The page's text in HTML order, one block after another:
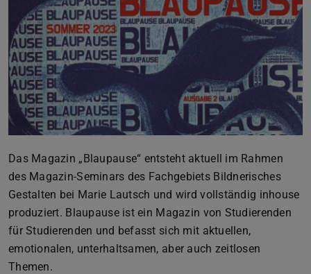
Das Magazin „Blaupause“ entsteht aktuell im Rahmen
des Magazin-Seminars des Fachgebiets Bildnerisches
Gestalten bei Marie Lautsch und wird vollständig inhouse
produziert. Blaupause ist ein Magazin von Studierenden
für Studierenden und befasst sich mit aktuellen,
emotionalen, unterhaltsamen, aber auch zeitlosen
Themen.